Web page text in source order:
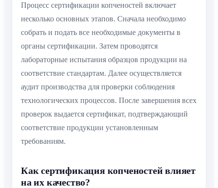
Процесс сертификации копченостей включает
несколько основных этапов. Сначала необходимо
собрать и подать все необходимые документы в
органы сертификации. Затем проводятся
лабораторные испытания образцов продукции на
соответствие стандартам. Далее осуществляется
аудит производства для проверки соблюдения
технологических процессов. После завершения всех
проверок выдается сертификат, подтверждающий
соответствие продукции установленным
требованиям.
Как сертификация копченостей влияет
на их качество?